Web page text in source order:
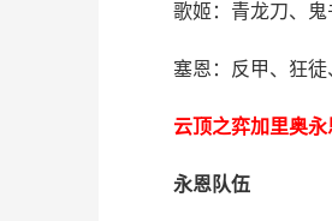
歌姬：青龙刀、鬼
塞恩：反甲、狂徒
云顶之弈加里奥
永恩队伍